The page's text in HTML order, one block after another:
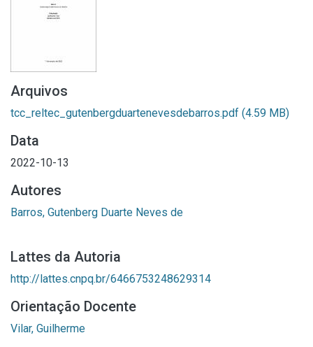
Arquivos
tcc_reltec_gutenbergduartenevesdebarros.pdf (4.59 MB)
Data
2022-10-13
Autores
Barros, Gutenberg Duarte Neves de
Lattes da Autoria
http://lattes.cnpq.br/6466753248629314
Orientação Docente
Vilar, Guilherme